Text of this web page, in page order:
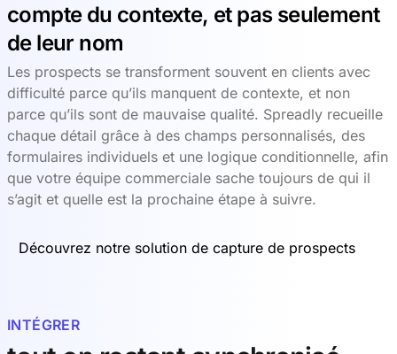
compte du contexte, et pas seulement
de leur nom
Les prospects se transforment souvent en clients avec
difficulté parce qu’ils manquent de contexte, et non
parce qu’ils sont de mauvaise qualité. Spreadly recueille
chaque détail grâce à des champs personnalisés, des
formulaires individuels et une logique conditionnelle, afin
que votre équipe commerciale sache toujours de qui il
s’agit et quelle est la prochaine étape à suivre.
Découvrez notre solution de capture de prospects
INTÉGRER